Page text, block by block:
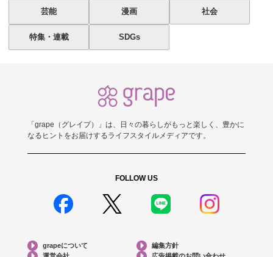
芸能 漫画 社会
特集・連載 SDGs
「grape（グレイプ）」は、日々の暮らしがもっと楽しく、豊かに
なるヒントをお届けするライフスタイルメディアです。
FOLLOW US
grapeについて
編集方針